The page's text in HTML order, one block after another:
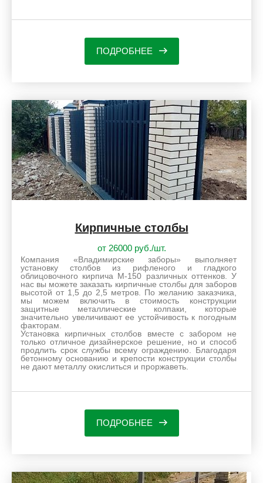
ПОДРОБНЕЕ
Кирпичные столбы
от 26000 руб./шт.
Компания «Владимирские заборы» выполняет
установку столбов из рифленого и гладкого
облицовочного кирпича М-150 различных оттенков. У
нас вы можете заказать кирпичные столбы для заборов
высотой от 1,5 до 2,5 метров. По желанию заказчика,
мы можем включить в стоимость конструкции
защитные металлические колпаки, которые
значительно увеличивают ее устойчивость к погодным
факторам.
Установка кирпичных столбов вместе с забором не
только отличное дизайнерское решение, но и способ
продлить срок службы всему ограждению. Благодаря
бетонному основанию и крепости конструкции столбы
не дают металлу окислиться и проржаветь.
ПОДРОБНЕЕ